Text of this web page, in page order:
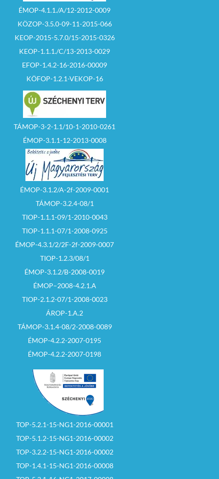
ÉMOP-4.1.1./A/12-2012-0009
KÖZOP-3.5.0-09-11-2015-066
KEOP-2015-5.7.0/15-2015-0326
KEOP-1.1.1./C/13-2013-0029
EFOP-1.4.2-16-2016-00009
KÖFOP-1.2.1-VEKOP-16
TÁMOP-3-2-1.1/10-1-2010-0261
ÉMOP-3.1.1-12-2013-0008
ÉMOP-3.1.2/A-2f-2009-0001
TÁMOP-3.2.4-08/1
TIOP-1.1.1-09/1-2010-0043
TIOP-1.1.1-07/1-2008-0925
ÉMOP-4.3.1/2/2F-2f-2009-0007
TIOP-1.2.3/08/1
ÉMOP-3.1.2/B-2008-0019
ÉMOP–2008-4.2.1.A
TIOP-2.1.2-07/1-2008-0023
ÁROP-1.A.2
TÁMOP-3.1.4-08/2-2008-0089
ÉMOP-4.2.2-2007-0195
ÉMOP-4.2.2-2007-0198
TOP-5.2.1-15-NG1-2016-00001
TOP-5.1.2-15-NG1-2016-00002
TOP-3.2.2-15-NG1-2016-00002
TOP-1.4.1-15-NG1-2016-00008